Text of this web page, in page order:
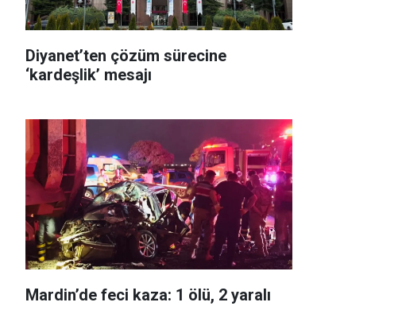
Diyanet’ten çözüm sürecine
‘kardeşlik’ mesajı
Mardin’de feci kaza: 1 ölü, 2 yaralı